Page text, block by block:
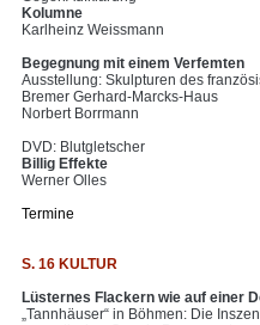
Kolumne
Karlheinz Weissmann
Begegnung mit einem Verfemten
Ausstellung: Skulpturen des
Bremer Gerhard-Marcks-Haus
Norbert Borrmann
DVD: Blutgletscher
Billig Effekte
Werner Olles
Termine
S. 16 KULTUR
Lüsternes Flackern wie auf einer
„Tannhäuser“ in Böhmen: Die